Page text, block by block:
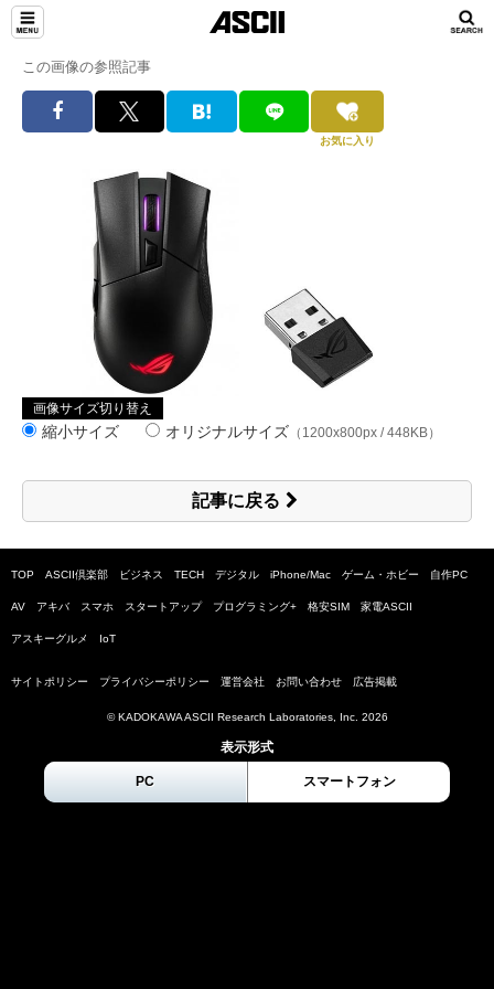
この画像の参照記事
お気に入り
画像サイズ切り替え
縮小サイズ オリジナルサイズ （1200x800px / 448KB）
記事に戻る
TOP ASCII倶楽部 ビジネス TECH デジタル iPhone/Mac ゲーム・ホビー 自作PC
AV アキバ スマホ スタートアップ プログラミング+ 格安SIM 家電ASCII
アスキーグルメ IoT
サイトポリシー プライバシーポリシー 運営会社 お問い合わせ 広告掲載
© KADOKAWA ASCII Research Laboratories, Inc. 2026
表示形式
PC スマートフォン